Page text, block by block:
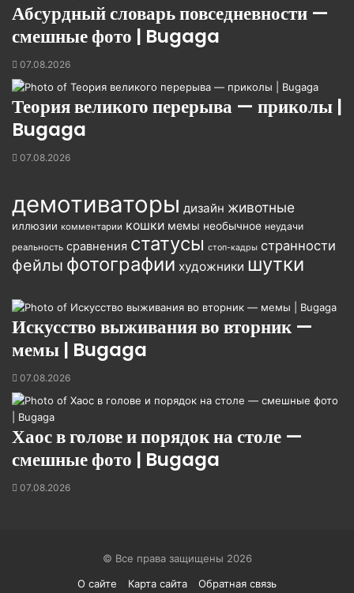
Абсурдный словарь повседневности —
смешные фото | Bugaga
07.08.2026
Теория великого перерыва — приколы |
Bugaga
07.08.2026
демотиваторы дизайн животные
иллюзии комментарии кошки мемы необычное неудачи
реальность сравнения статусы стоп-кадры странности
фейлы фотографии художники шутки
Искусство выживания во вторник —
мемы | Bugaga
07.08.2026
Хаос в голове и порядок на столе —
смешные фото | Bugaga
07.08.2026
© Все права защищены 2026
О сайте
Карта сайта Обратная связь